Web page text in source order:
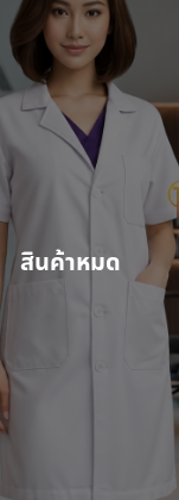
สินค้าหมด